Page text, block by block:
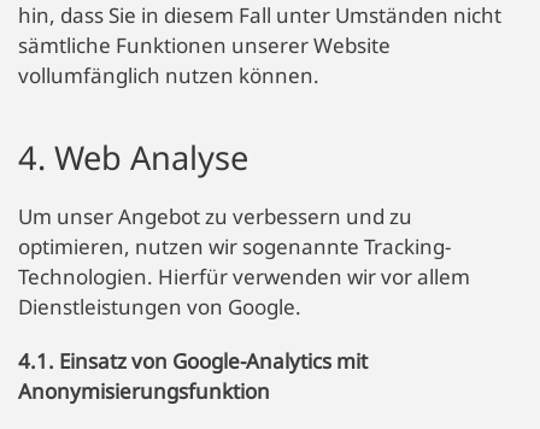
hin, dass Sie in diesem Fall unter Umständen nicht
sämtliche Funktionen unserer Website
vollumfänglich nutzen können.
4. Web Analyse
Um unser Angebot zu verbessern und zu
optimieren, nutzen wir sogenannte Tracking-
Technologien. Hierfür verwenden wir vor allem
Dienstleistungen von Google.
4.1. Einsatz von Google-Analytics mit
Anonymisierungsfunktion